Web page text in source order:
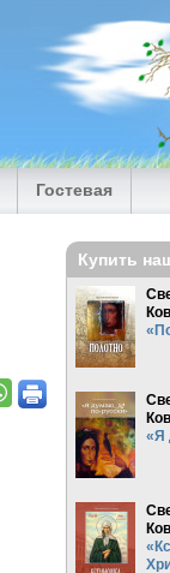
Гостевая
Купить
«Я